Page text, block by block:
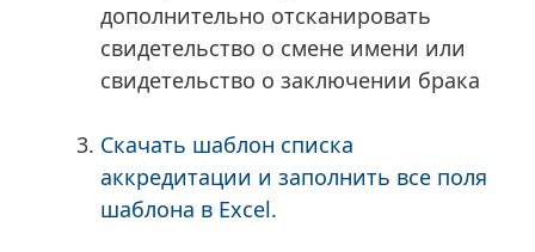
дополнительно отсканировать
свидетельство о смене имени или
свидетельство о заключении брака
Скачать шаблон списка
аккредитации и заполнить все поля
шаблона в Excel.